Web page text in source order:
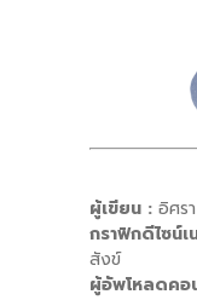
ผู้เขียน : อิศร
กราฟิกดีไซน์เ
สังข์
ผู้อัพโหลดคอ